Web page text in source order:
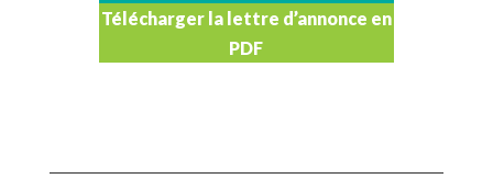
Télécharger la lettre d’annonce en
PDF